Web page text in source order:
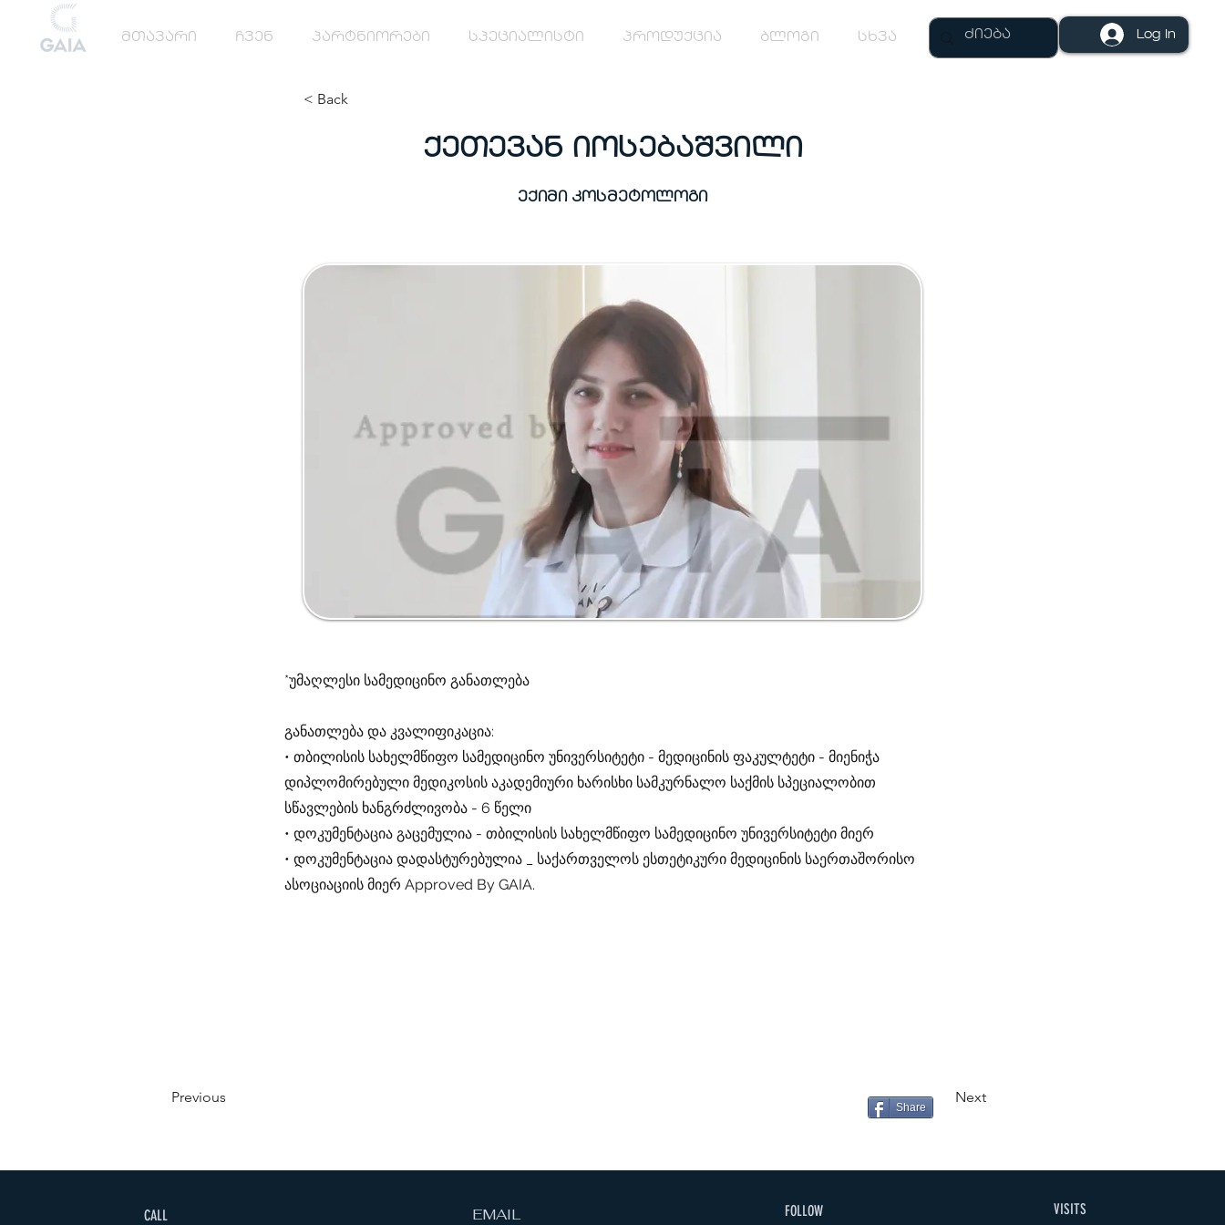
მთავარი ჩვენ პარტნიორები სპეციალისტი პროდუქცია ბლოგი სხვა Log In
< Back
ქეთევან იოსებაშვილი
ექიმი კოსმეტოლოგი
*უმაღლესი სამედიცინო განათლება
განათლება და კვალიფიკაცია:
• თბილისის სახელმწიფო სამედიცინო უნივერსიტეტი - მედიცინის ფაკულტეტი - მიენიჭა
დიპლომირებული მედიკოსის აკადემიური ხარისხი სამკურნალო საქმის სპეციალობით
სწავლების ხანგრძლივობა - 6 წელი
• დოკუმენტაცია გაცემულია - თბილისის სახელმწიფო სამედიცინო უნივერსიტეტი მიერ
• დოკუმენტაცია დადასტურებულია _ საქართველოს ესთეტიკური მედიცინის საერთაშორისო
ასოციაციის მიერ Approved By GAIA.
Previous
Share
Next
CALL EMAIL FOLLOW VISITS